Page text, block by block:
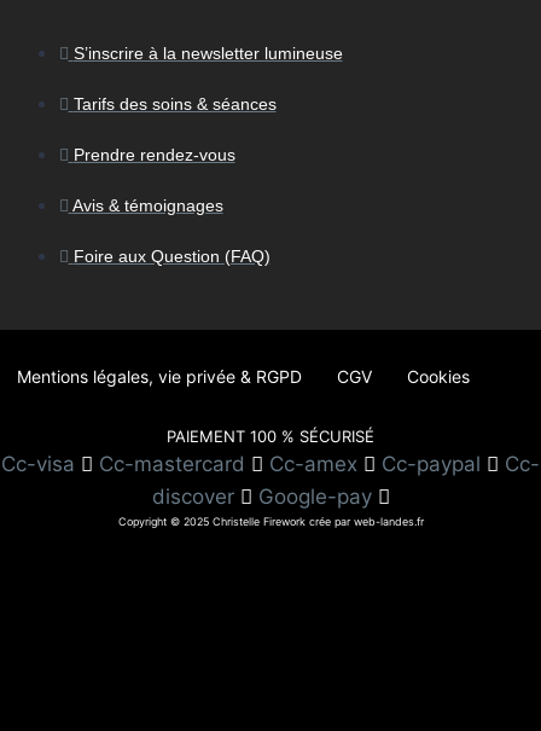
S’inscrire à la newsletter lumineuse
Tarifs des soins & séances
Prendre rendez-vous
Avis & témoignages
Foire aux Question (FAQ)
Mentions légales, vie privée & RGPD CGV Cookies
PAIEMENT 100 % SÉCURISÉ
Cc-visa Cc-mastercard Cc-amex Cc-paypal
Cc-
discover
Google-pay
Copyright © 2025 Christelle Firework crée par web-landes.fr